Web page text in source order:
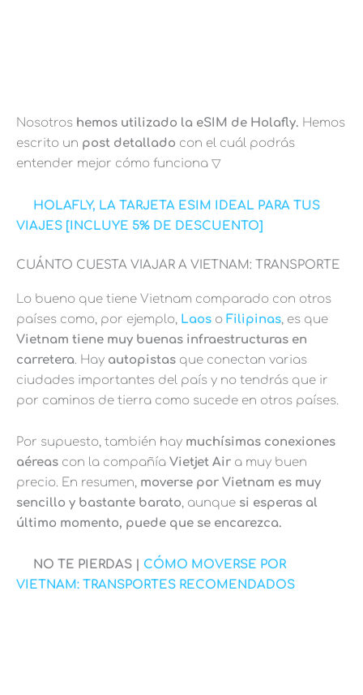
Nosotros hemos utilizado la eSIM de Holafly. Hemos
escrito un post detallado con el cuál podrás
entender mejor cómo funciona ▽
HOLAFLY, LA TARJETA ESIM IDEAL PARA TUS
VIAJES [INCLUYE 5% DE DESCUENTO]
CUÁNTO CUESTA VIAJAR A VIETNAM: TRANSPORTE
Lo bueno que tiene Vietnam comparado con otros
países como, por ejemplo, Laos o Filipinas, es que
Vietnam tiene muy buenas infraestructuras en
carretera. Hay autopistas que conectan varias
ciudades importantes del país y no tendrás que ir
por caminos de tierra como sucede en otros países.
Por supuesto, también hay muchísimas conexiones
aéreas con la compañía Vietjet Air a muy buen
precio. En resumen, moverse por Vietnam es muy
sencillo y bastante barato, aunque si esperas al
último momento, puede que se encarezca.
NO TE PIERDAS | CÓMO MOVERSE POR
VIETNAM: TRANSPORTES RECOMENDADOS